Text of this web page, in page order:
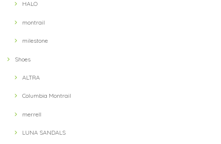
HALO
montrail
milestone
Shoes
ALTRA
Columbia Montrail
merrell
LUNA SANDALS